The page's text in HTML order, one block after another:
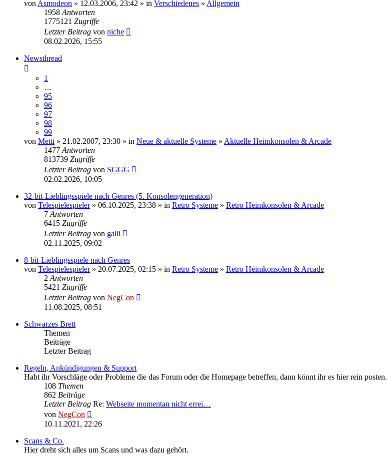
von Asmodeon » 12.03.2006, 23:42 » in Verschiedenes » Allgemein
1958 Antworten
1775121 Zugriffe
Letzter Beitrag von niche
08.02.2026, 15:55
Newsthread
1
…
95
96
97
98
99
von Metti » 21.02.2007, 23:30 » in Neue & aktuelle Systeme » Aktuelle Heimkonsolen & Arcade
1477 Antworten
813739 Zugriffe
Letzter Beitrag von SGGG
02.02.2026, 10:05
32-bit-Lieblingsspiele nach Genres (5. Konsolengeneration)
von Telespielespieler» 06.10.2025, 23:38 » in Retro Systeme » Retro Heimkonsolen & Arcade
7 Antworten
6415 Zugriffe
Letzter Beitrag von galli
02.11.2025, 09:02
8-bit-Lieblingsspiele nach Genres
von Telespielespieler» 20.07.2025, 02:15 » in Retro Systeme » Retro Heimkonsolen & Arcade
2 Antworten
5421 Zugriffe
Letzter Beitrag von NegCon
11.08.2025, 08:51
Schwarzes Brett
Themen
Beiträge
Letzter Beitrag
Regeln, Ankündigungen & Support
Habt ihr Vorschläge oder Probleme die das Forum oder die Homepage betreffen, dann könnt ihr es hier rein posten.
108 Themen
862 Beiträge
Letzter Beitrag Re: Webseite momentan nicht errei…
von NegCon
Beitrag
10.11.2021, 22:26
Scans & Co.
Hier dreht sich alles um Scans und was dazu gehört.